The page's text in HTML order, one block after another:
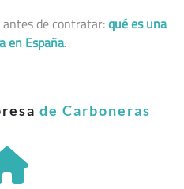
de contratar:qué es una
en España.
de Carboneras